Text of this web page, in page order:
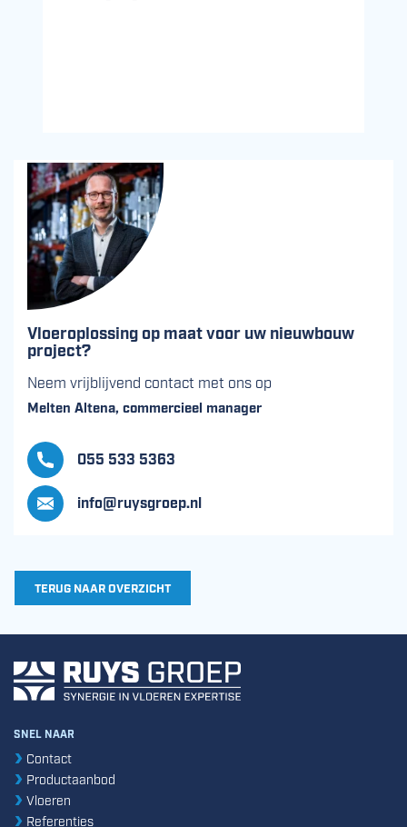
Vloeroplossing op maat voor uw nieuwbouw
project?
Neem vrijblijvend contact met ons op
Melten Altena, commercieel manager
055 533 5363
info@ruysgroep.nl
TERUG NAAR OVERZICHT
SNEL NAAR
Contact
Productaanbod
Vloeren
Referenties